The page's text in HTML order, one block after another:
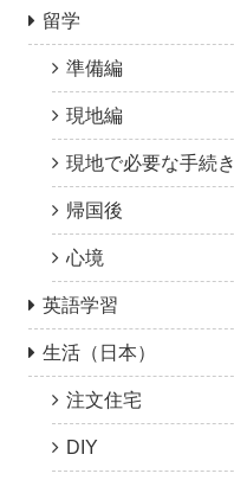
留学
準備編
現地編
現地で必要な手続き
帰国後
心境
英語学習
生活（日本）
注文住宅
DIY